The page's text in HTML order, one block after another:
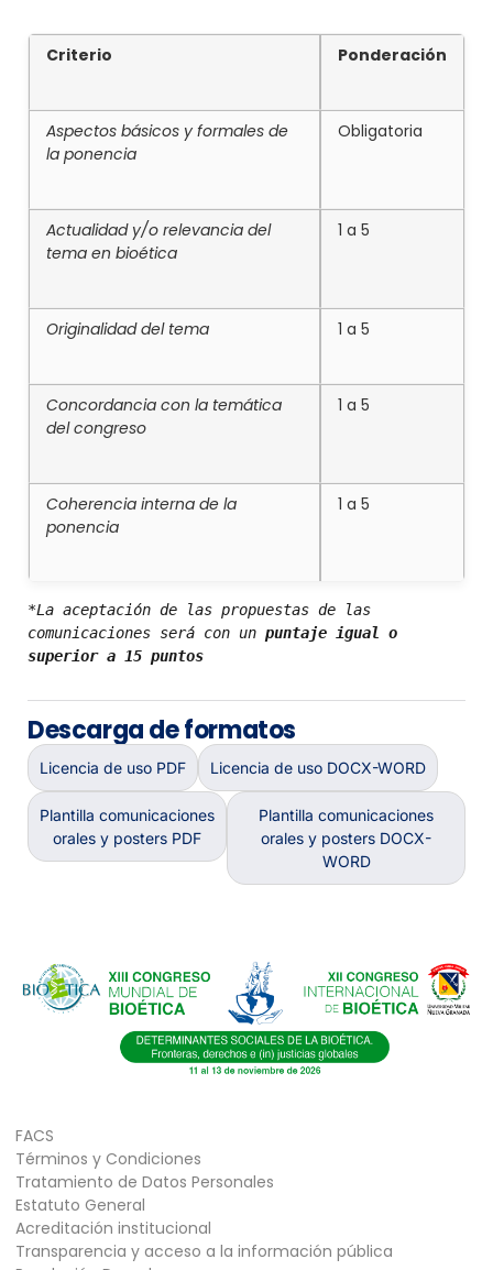
Criterio Ponderación
Aspectos básicos y formales de
la ponencia
Obligatoria
Actualidad y/o relevancia del
tema en bioética
1 a 5
Originalidad del tema 1 a 5
Concordancia con la temática
del congreso
1 a 5
Coherencia interna de la
ponencia
1 a 5
*La aceptación de las propuestas de las
comunicaciones será con un puntaje igual o
superior a 15 puntos
Descarga de formatos
Licencia de uso PDF Licencia de uso DOCX-WORD
Plantilla comunicaciones
orales y posters PDF
Plantilla comunicaciones
orales y posters DOCX-
WORD
FACS
Términos y Condiciones
Tratamiento de Datos Personales
Estatuto General
Acreditación institucional
Transparencia y acceso a la información pública